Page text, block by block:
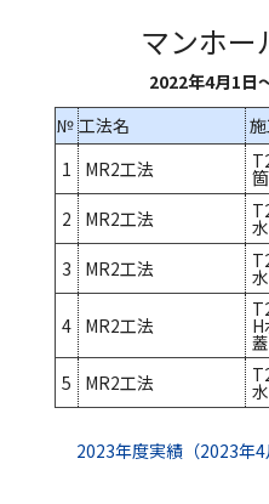
マンホー
2022年4月1日
№ 工法名
1
MR2工法
2
MR2工法
3
MR2工法
4 MR2工法
5 MR2工法
2023年度実績（2023年